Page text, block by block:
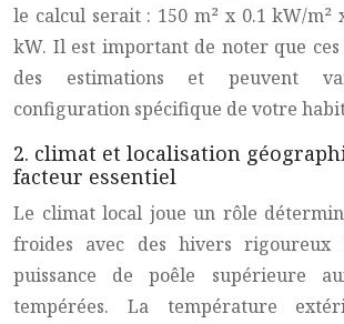
le calcul serait : 150 m² x 0.1 kW/m²
kW. Il est important de noter que ces
des estimations et peuvent
configuration spécifique de votre
2. climat et localisation
facteur essentiel
Le climat local joue un rôle
froides avec des hivers rigoureux
puissance de poêle supérieure
tempérées. La température